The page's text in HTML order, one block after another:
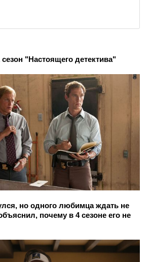
"Настоящего детектива"
но одного любимца ждать не
почему в 4 сезоне его не